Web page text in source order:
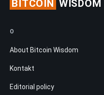
BITCOIN WISDOM
O
About Bitcoin Wisdom
Kontakt
Editorial policy